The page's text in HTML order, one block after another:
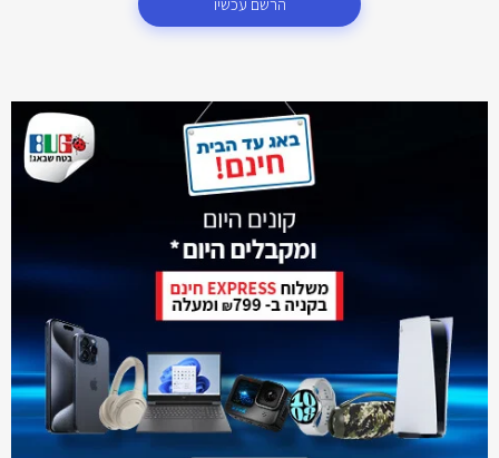
הרשם עכשיו